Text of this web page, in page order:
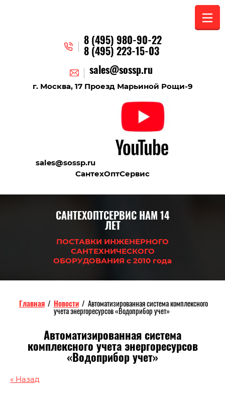
г. Москва, 17 Проезд Марьиной Рощи-9
sales@sossp.ru
СантехОптСервис
sales@sossp.ru
8 (495) 980-90-22
8 (495) 223-15-03
САНТЕХОПТСЕРВИС НАМ 14
ЛЕТ
ПОСТАВКИ ИНЖЕНЕРНОГО
САНТЕХНИЧЕСКОГО
ОБОРУДОВАНИЯ с 2010 года
Главная / Новости / Автоматизированная система комплексного
учета энергоресурсов «Водоприбор учет»
Автоматизированная система
комплексного учета энергоресурсов
«Водоприбор учет»
« Назад